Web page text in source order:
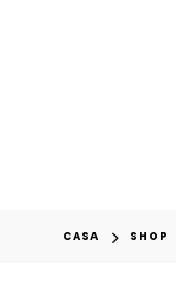
CASA SHOP